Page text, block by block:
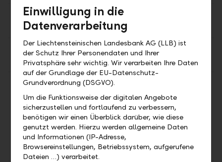
1999
Exercising of options on
300'000 bearer shares.
2000
Placing of 400'000 bearer
shares.
2001
Repurchase of 200'000
shares and reduction of the
share capital to CHF 180
million, divided into
3'600'000 bearer shares
having a par value of CHF
50.− each.
Einwilligung in die
Datenverarbeitung
Der Liechtensteinischen Landesbank AG (LLB) ist
der Schutz Ihrer Personendaten und Ihrer
Privatsphäre sehr wichtig. Wir verarbeiten Ihre Daten
auf der Grundlage der EU-Datenschutz-
Grundverordnung (DSGVO).
Um die Funktionsweise der digitalen Angebote
sicherzustellen und fortlaufend zu verbessern,
benötigen wir einen Überblick darüber, wie diese
genutzt werden. Hierzu werden allgemeine Daten
und Informationen (IP-Adresse,
Browsereinstellungen, Betriebssystem, aufgerufene
Dateien …) verarbeitet.